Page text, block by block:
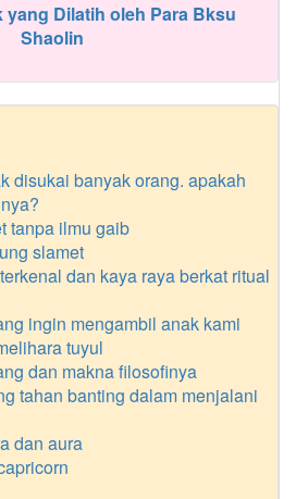
yang Dilatih oleh Para Bksu
Shaolin
disukai banyak orang. apakah
tanpa ilmu gaib
slamet
dan kaya raya berkat ritual
ingin mengambil anak kami
tuyul
dan makna filosofinya
tahan banting dalam menjalani
dan aura